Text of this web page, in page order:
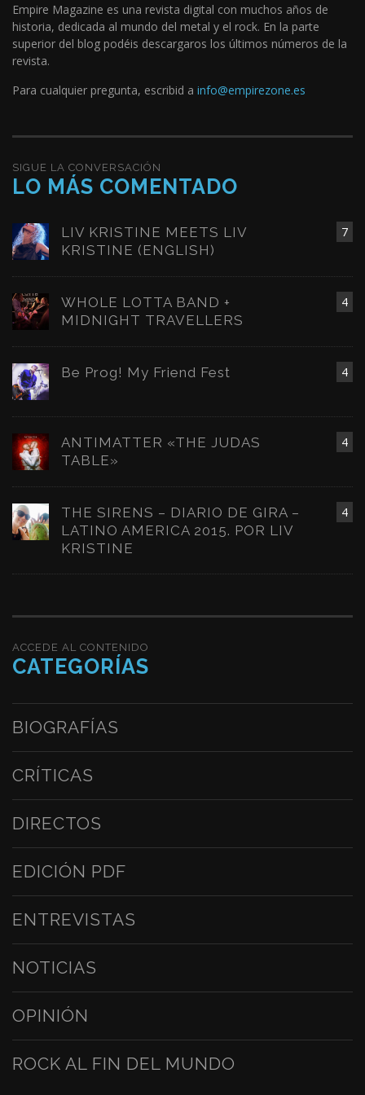
Empire Magazine es una revista digital con muchos años de
historia, dedicada al mundo del metal y el rock. En la parte
superior del blog podéis descargaros los últimos números de la
revista.
Para cualquier pregunta, escribid a info@empirezone.es
SIGUE LA CONVERSACIÓN
LO MÁS COMENTADO
7
LIV KRISTINE MEETS LIV
KRISTINE (ENGLISH)
4
WHOLE LOTTA BAND +
MIDNIGHT TRAVELLERS
4
Be Prog! My Friend Fest
4
ANTIMATTER «THE JUDAS
TABLE»
4
THE SIRENS – DIARIO DE GIRA –
LATINO AMERICA 2015. POR LIV
KRISTINE
ACCEDE AL CONTENIDO
CATEGORÍAS
BIOGRAFÍAS
CRÍTICAS
DIRECTOS
EDICIÓN PDF
ENTREVISTAS
NOTICIAS
OPINIÓN
ROCK AL FIN DEL MUNDO